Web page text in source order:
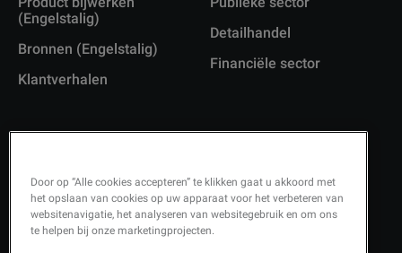
(Engelstalig)
Bronnen (Engelstalig)
Klantverhalen
Detailhandel
Financiële sector
Copyright © 2026 Q-Matic AB
Privacybeleid (Engelstalig)
Door op “Alle cookies accepteren” te klikken gaat u akkoord met
het opslaan van cookies op uw apparaat voor het verbeteren van
websitenavigatie, het analyseren van websitegebruik en om ons
te helpen bij onze marketingprojecten.